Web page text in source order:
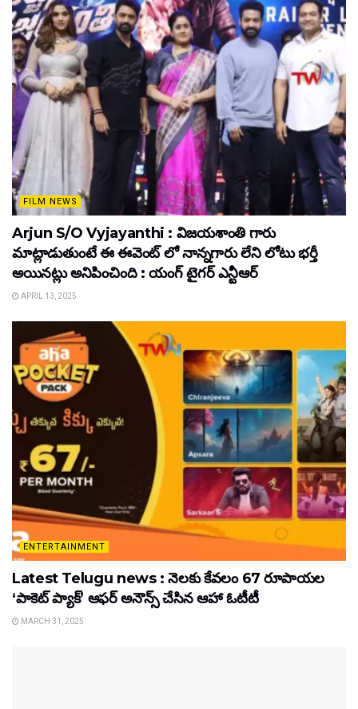
FILM NEWS
Arjun S/O Vyjayanthi : విజయశాంతి గారు
మాట్లాడుతుంటే ఈ ఈవెంట్ లో నాన్నగారు లేని లోటు భర్తీ
అయినట్లు అనిపించింది : యంగ్ టైగర్ ఎన్టీఆర్
APRIL 13, 2025
ENTERTAINMENT
Latest Telugu news : నెలకు కేవలం 67 రూపాయల
‘పాకెట్ ప్యాక్’ ఆఫర్ అనౌన్స్ చేసిన ఆహా ఓటీటీ
MARCH 31, 2025